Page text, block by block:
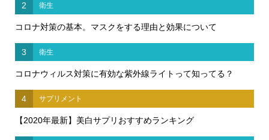
2 衛生
コロナ対策の基本。マスクをする理由と効果について
3 衛生
コロナウィルス対策に有効な紫外線ライトって知ってる？
4 サプリメント
【2020年最新】美白サプリおすすめランキング